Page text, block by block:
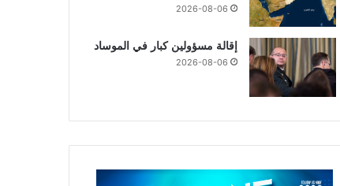
2026-08-06
إقالة مسؤولين كبار في الموساد
2026-08-06